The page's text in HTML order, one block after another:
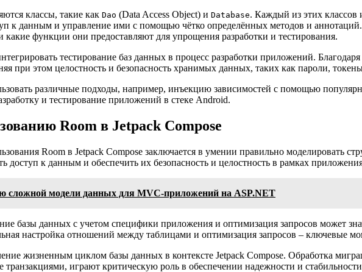
классы, такие как Dao (Data Access Object) и Database. Каждый из этих классов
к данным и управление ими с помощью чётко определённых методов и
какие функции они предоставляют для упрощения разработки и тестирования.
тестирование баз данных в процесс разработки приложений.
при этом целостность и безопасность хранимых данных, таких как пароли,
различные подходы, например, инъекцию зависимостей с помощью
и тестирование приложений в стеке Android.
Room в Jetpack Compose
Room в Jetpack Compose заключается в умении правильно моделировать
доступ к данным и обеспечить их безопасность и целостность в рамках
сложной модели данных для MVC-приложений на ASP.NET
базы данных с учетом специфики приложения и оптимизация запросов может
настройка отношений между таблицами и оптимизация запросов – ключевые
жизненным циклом базы данных в контексте Jetpack Compose. Обработка
играют критическую роль в обеспечении надежности и